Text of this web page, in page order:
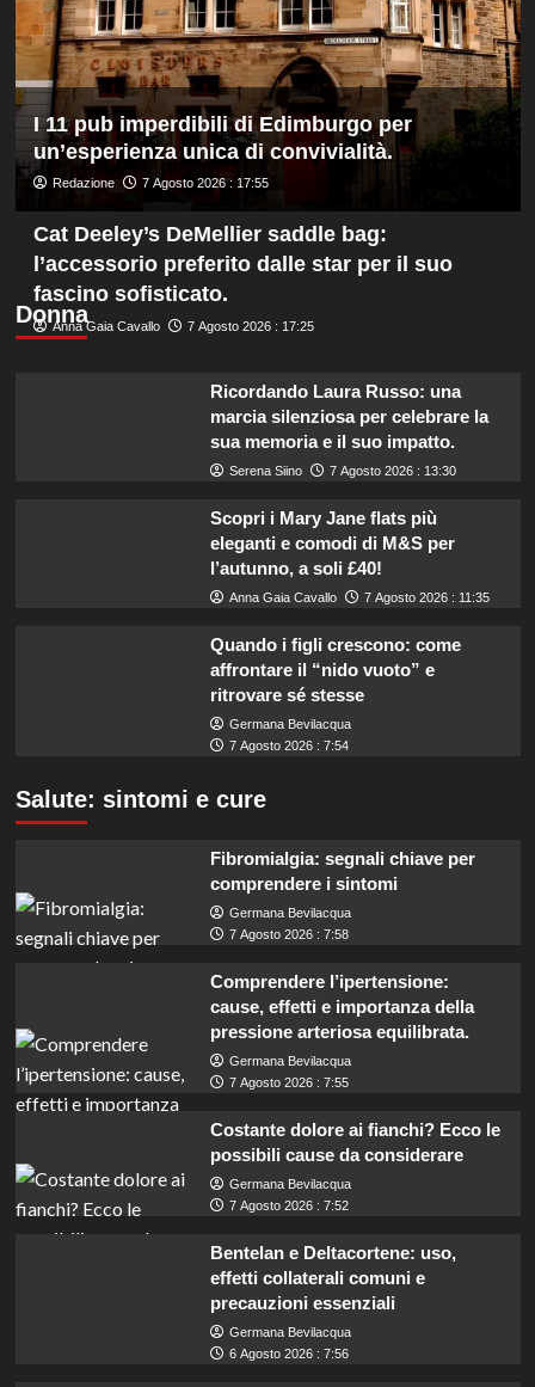
a
Hong
Kong,
decisivo
Zhegrova
I 11 pub imperdibili di Edimburgo per
un’esperienza unica di convivialità.
Redazione 7 Agosto 2026 : 17:55
Donna
Cat Deeley’s DeMellier saddle bag:
l’accessorio preferito dalle star per il suo
fascino sofisticato.
Anna Gaia Cavallo 7 Agosto 2026 : 17:25
Ricordando Laura Russo: una
marcia silenziosa per celebrare la
sua memoria e il suo impatto.
Serena Siino 7 Agosto 2026 : 13:30
Scopri i Mary Jane flats più
eleganti e comodi di M&S per
l’autunno, a soli £40!
Anna Gaia Cavallo 7 Agosto 2026 : 11:35
Quando i figli crescono: come
affrontare il “nido vuoto” e
ritrovare sé stesse
Germana Bevilacqua
7 Agosto 2026 : 7:54
Salute: sintomi e cure
Fibromialgia: segnali chiave per
comprendere i sintomi
Germana Bevilacqua
7 Agosto 2026 : 7:58
Comprendere l’ipertensione:
cause, effetti e importanza della
pressione arteriosa equilibrata.
Germana Bevilacqua
7 Agosto 2026 : 7:55
Costante dolore ai fianchi? Ecco le
possibili cause da considerare
Germana Bevilacqua
7 Agosto 2026 : 7:52
Bentelan e Deltacortene: uso,
effetti collaterali comuni e
precauzioni essenziali
Germana Bevilacqua
6 Agosto 2026 : 7:56